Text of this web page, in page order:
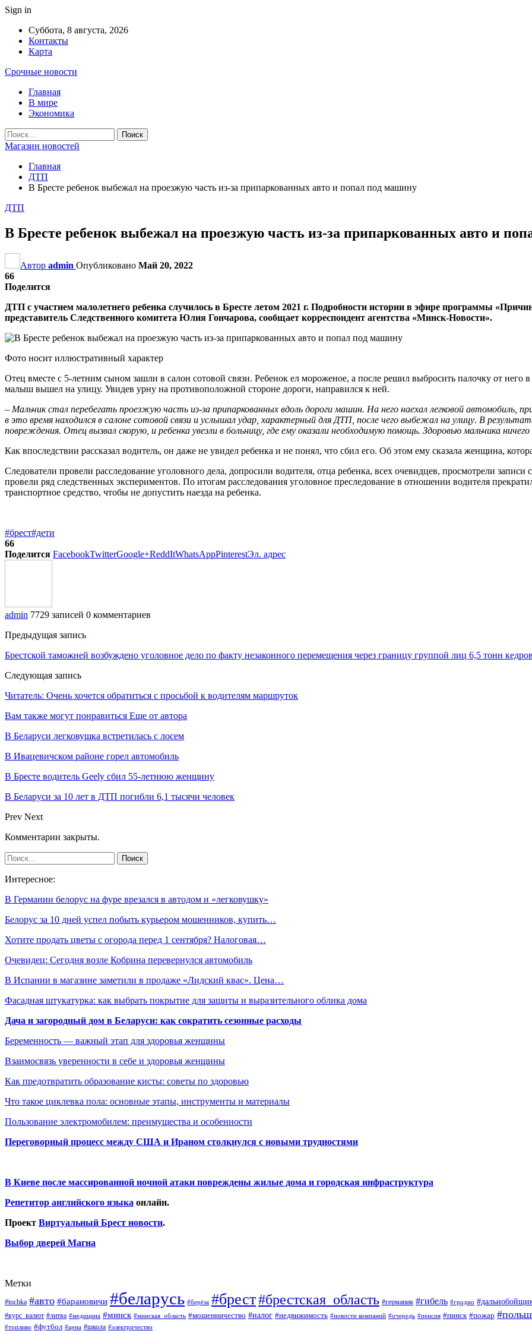
Sign in
Суббота, 8 августа, 2026
Контакты
Карта
Срочные новости
Главная
В мире
Экономика
Магазин новостей
Главная
ДТП
В Бресте ребенок выбежал на проезжую часть из-за припаркованных авто и попал под машину
ДТП
В Бресте ребенок выбежал на проезжую часть из-за припаркованных авто и
Автор admin Опубликовано Май 20, 2022
66
Поделится
ДТП с участием малолетнего ребенка случилось в Бресте летом 2021 г. Подробности истории в эфире программы
представитель Следственного комитета Юлия Гончарова, сообщает корреспондент агентства «Минск-Новости».
Фото носит иллюстративный характер
Отец вместе с 5-летним сыном зашли в салон сотовой связи. Ребенок ел мороженое, а после решил выбросить палочку от него
малыш вышел на улицу. Увидев урну на противоположной стороне дороги, направился к ней.
– Мальчик стал перебегать проезжую часть из-за припаркованных вдоль дороги машин. На него наехал легковой
в это время находился в салоне сотовой связи и услышал удар, характерный для ДТП, после чего выбежал на улицу. В
повреждения. Отец вызвал скорую, и ребенка увезли в больницу, где ему оказали необходимую помощь. Здоровью мальчика
Как впоследствии рассказал водитель, он даже не увидел ребенка и не понял, что сбил его. Об этом ему сказала женщина,
Следователи провели расследование уголовного дела, допросили водителя, отца ребенка, всех очевидцев, просмотрели
провели ряд следственных экспериментов. По итогам расследования уголовное преследование в отношении водителя
транспортное средство, чтобы не допустить наезда на ребенка.
#брест#дети
66
Поделится FacebookTwitterGoogle+ReddItWhatsAppPinterestЭл. адрес
admin 7729 записей 0 комментариев
Предыдущая запись
Брестской таможней возбуждено уголовное дело по факту незаконного перемещения через границу группой лиц 6,5 тонн
Следующая запись
Читатель: Очень хочется обратиться с просьбой к водителям маршруток
Вам также могут понравиться Еще от автора
В Беларуси легковушка встретилась с лосем
В Ивацевичском районе горел автомобиль
В Бресте водитель Geely сбил 55-летнюю женщину
В Беларуси за 10 лет в ДТП погибли 6,1 тысячи человек
Prev Next
Комментарии закрыты.
Интересное:
В Германии белорус на фуре врезался в автодом и «легковушку»
Белорус за 10 дней успел побыть курьером мошенников, купить…
Хотите продать цветы с огорода перед 1 сентября? Налоговая…
Очевидец: Сегодня возле Кобрина перевернулся автомобиль
В Испании в магазине заметили в продаже «Лидский квас». Цена…
Фасадная штукатурка: как выбрать покрытие для защиты и выразительного облика дома
Дача и загородный дом в Беларуси: как сократить сезонные расходы
Беременность — важный этап для здоровья женщины
Взаимосвязь уверенности в себе и здоровья женщины
Как предотвратить образование кисты: советы по здоровью
Что такое циклевка пола: основные этапы, инструменты и материалы
Пользование электромобилем: преимущества и особенности
Переговорный процесс между США и Ираном столкнулся с новыми трудностями
В Киеве после массированной ночной атаки повреждены жилые дома и городская инфраструктура
Репетитор английского языка онлайн.
Проект Виртуальный Брест новости.
Выбор дверей Магна
Метки
#tochka #авто #барановичи #беларусь #берёза #брест#брестская_область #германия #гибель #гродно
#курс_валют #литва #медицина #минск #минская_область #мошенничество #налог #недвижимость #новости компаний #очередь #пенсия #пинск #пожар
#топливо #футбол #цена #школа #электричество